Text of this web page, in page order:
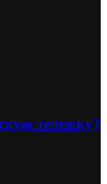
тележку?